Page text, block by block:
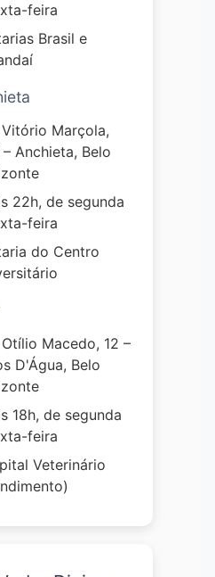
feira
Brasil e
Vitório Marçola,
Anchieta, Belo
22h, de segunda
feira
do Centro
Macedo, 12 –
D'Água, Belo
18h, de segunda
feira
Veterinário